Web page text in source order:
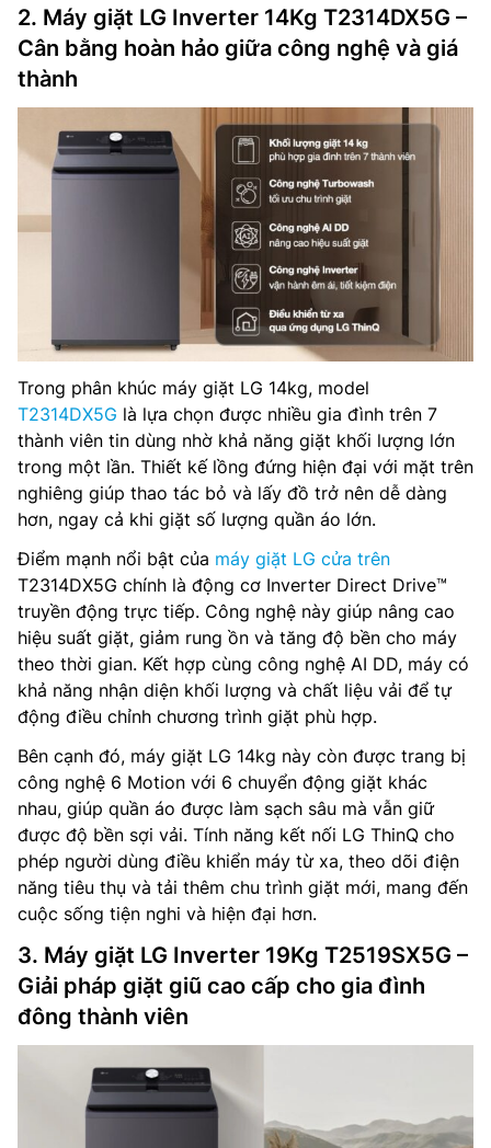
2. Máy giặt LG Inverter 14Kg T2314DX5G –
Cân bằng hoàn hảo giữa công nghệ và giá
thành
Trong phân khúc máy giặt LG 14kg, model
T2314DX5G là lựa chọn được nhiều gia đình trên 7
thành viên tin dùng nhờ khả năng giặt khối lượng lớn
trong một lần. Thiết kế lồng đứng hiện đại với mặt trên
nghiêng giúp thao tác bỏ và lấy đồ trở nên dễ dàng
hơn, ngay cả khi giặt số lượng quần áo lớn.
Điểm mạnh nổi bật của máy giặt LG cửa trên
T2314DX5G chính là động cơ Inverter Direct Drive™
truyền động trực tiếp. Công nghệ này giúp nâng cao
hiệu suất giặt, giảm rung ồn và tăng độ bền cho máy
theo thời gian. Kết hợp cùng công nghệ AI DD, máy có
khả năng nhận diện khối lượng và chất liệu vải để tự
động điều chỉnh chương trình giặt phù hợp.
Bên cạnh đó, máy giặt LG 14kg này còn được trang bị
công nghệ 6 Motion với 6 chuyển động giặt khác
nhau, giúp quần áo được làm sạch sâu mà vẫn giữ
được độ bền sợi vải. Tính năng kết nối LG ThinQ cho
phép người dùng điều khiển máy từ xa, theo dõi điện
năng tiêu thụ và tải thêm chu trình giặt mới, mang đến
cuộc sống tiện nghi và hiện đại hơn.
3. Máy giặt LG Inverter 19Kg T2519SX5G –
Giải pháp giặt giũ cao cấp cho gia đình
đông thành viên